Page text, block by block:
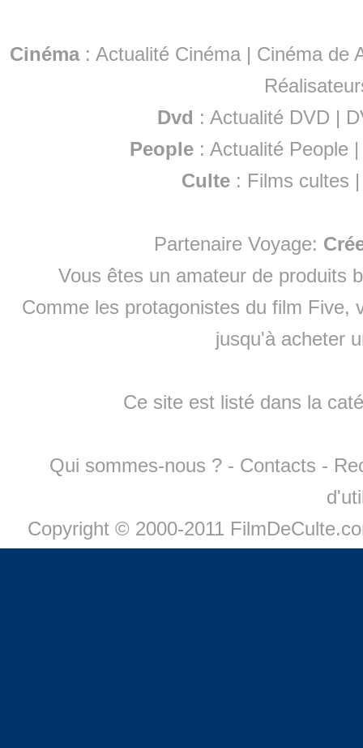
Cinéma: Actualité Cinéma | Cinéma de
Dvd : Actualité DVD |
People :Actualité People
Culte : Films cultes
Partenaire Voyage:
Vous êtes un amateur de produits
Comme les protagonistes du film Five,
jusqu'à acheter
Ce site est listé dans la
Qui sommes-nous ? - Contacts -
Copyright © 2000-2011